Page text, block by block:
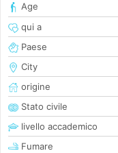
Age
qui a
Paese
City
origine
Stato civile
livello accademico
Fumare